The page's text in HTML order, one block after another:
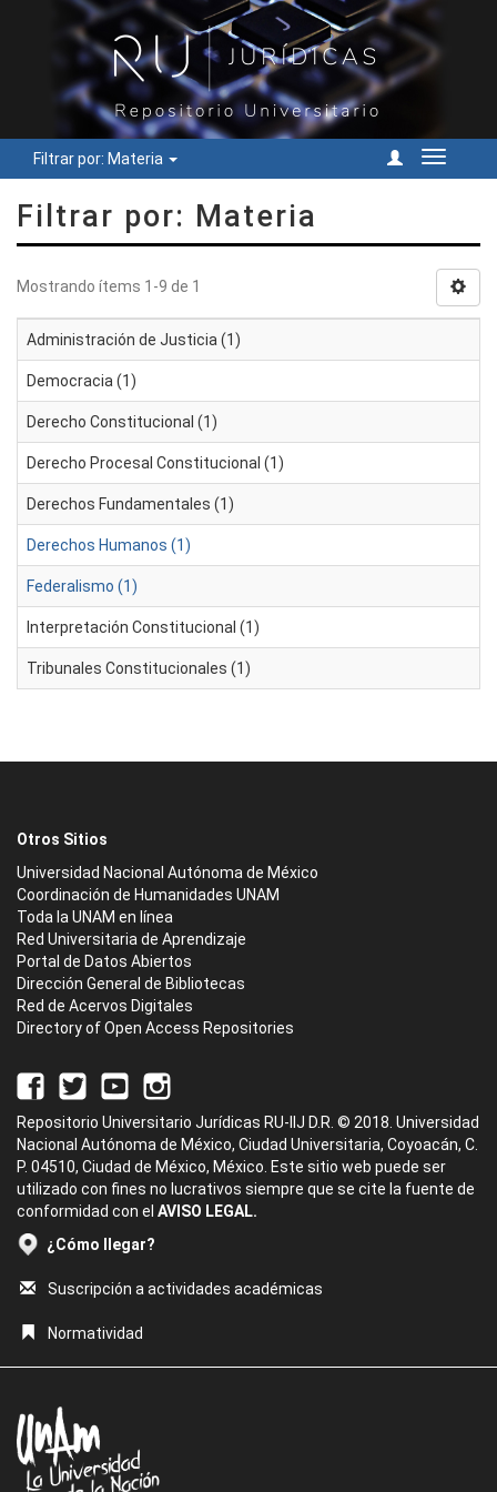
Filtrar por: Materia
Cambiar
Filtrar por: Materia
Mostrando ítems 1-9 de 1
Administración de Justicia (1)
Democracia (1)
Derecho Constitucional (1)
Derecho Procesal Constitucional (1)
Derechos Fundamentales (1)
Derechos Humanos (1)
Federalismo (1)
Interpretación Constitucional (1)
Tribunales Constitucionales (1)
Otros Sitios
Universidad Nacional Autónoma de México
Coordinación de Humanidades UNAM
Toda la UNAM en línea
Red Universitaria de Aprendizaje
Portal de Datos Abiertos
Dirección General de Bibliotecas
Red de Acervos Digitales
Directory of Open Access Repositories
Repositorio Universitario Jurídicas RU-IIJ D.R. © 2018. Universidad
Nacional Autónoma de México, Ciudad Universitaria, Coyoacán, C.
P. 04510, Ciudad de México, México. Este sitio web puede ser
utilizado con fines no lucrativos siempre que se cite la fuente de
conformidad con el AVISO LEGAL.
¿Cómo llegar?
Suscripción a actividades académicas
Normatividad